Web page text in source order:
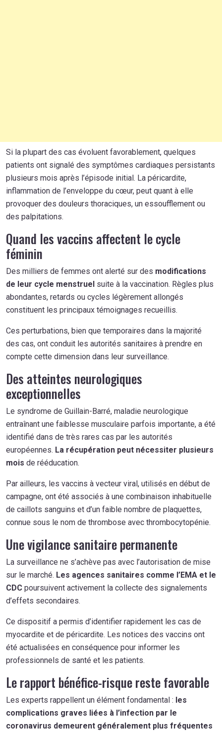
Si la plupart des cas évoluent favorablement, quelques
patients ont signalé des symptômes cardiaques persistants
plusieurs mois après l’épisode initial. La péricardite,
inflammation de l’enveloppe du cœur, peut quant à elle
provoquer des douleurs thoraciques, un essoufflement ou
des palpitations.
Quand les vaccins affectent le cycle
féminin
Des milliers de femmes ont alerté sur des modifications
de leur cycle menstruel suite à la vaccination. Règles plus
abondantes, retards ou cycles légèrement allongés
constituent les principaux témoignages recueillis.
Ces perturbations, bien que temporaires dans la majorité
des cas, ont conduit les autorités sanitaires à prendre en
compte cette dimension dans leur surveillance.
Des atteintes neurologiques
exceptionnelles
Le syndrome de Guillain-Barré, maladie neurologique
entraînant une faiblesse musculaire parfois importante, a été
identifié dans de très rares cas par les autorités
européennes. La récupération peut nécessiter plusieurs
mois de rééducation.
Par ailleurs, les vaccins à vecteur viral, utilisés en début de
campagne, ont été associés à une combinaison inhabituelle
de caillots sanguins et d’un faible nombre de plaquettes,
connue sous le nom de thrombose avec thrombocytopénie.
Une vigilance sanitaire permanente
La surveillance ne s’achève pas avec l’autorisation de mise
sur le marché. Les agences sanitaires comme l’EMA et le
CDC poursuivent activement la collecte des signalements
d’effets secondaires.
Ce dispositif a permis d’identifier rapidement les cas de
myocardite et de péricardite. Les notices des vaccins ont
été actualisées en conséquence pour informer les
professionnels de santé et les patients.
Le rapport bénéfice-risque reste favorable
Les experts rappellent un élément fondamental : les
complications graves liées à l’infection par le
coronavirus demeurent généralement plus fréquentes